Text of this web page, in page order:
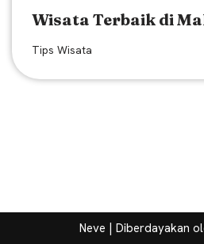
Wisata Terbaik di
Tips Wisata
Neve | Diberdayakan